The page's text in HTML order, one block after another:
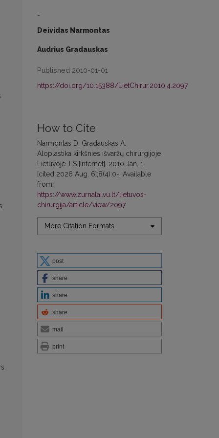
-
Deividas Narmontas
Audrius Gradauskas
Published 2010-01-01
https://doi.org/10.15388/LietChirur.2010.4.2097
How to Cite
Narmontas D, Gradauskas A.
Aloplastika kirkšnies išvaržų chirurgijoje
Lietuvoje. LS [Internet]. 2010 Jan. 1
[cited 2026 Aug. 6];8(4):0-. Available
from:
https://www.zurnalai.vu.lt/lietuvos-
chirurgija/article/view/2097
More Citation Formats
post
share
share
share
mail
print